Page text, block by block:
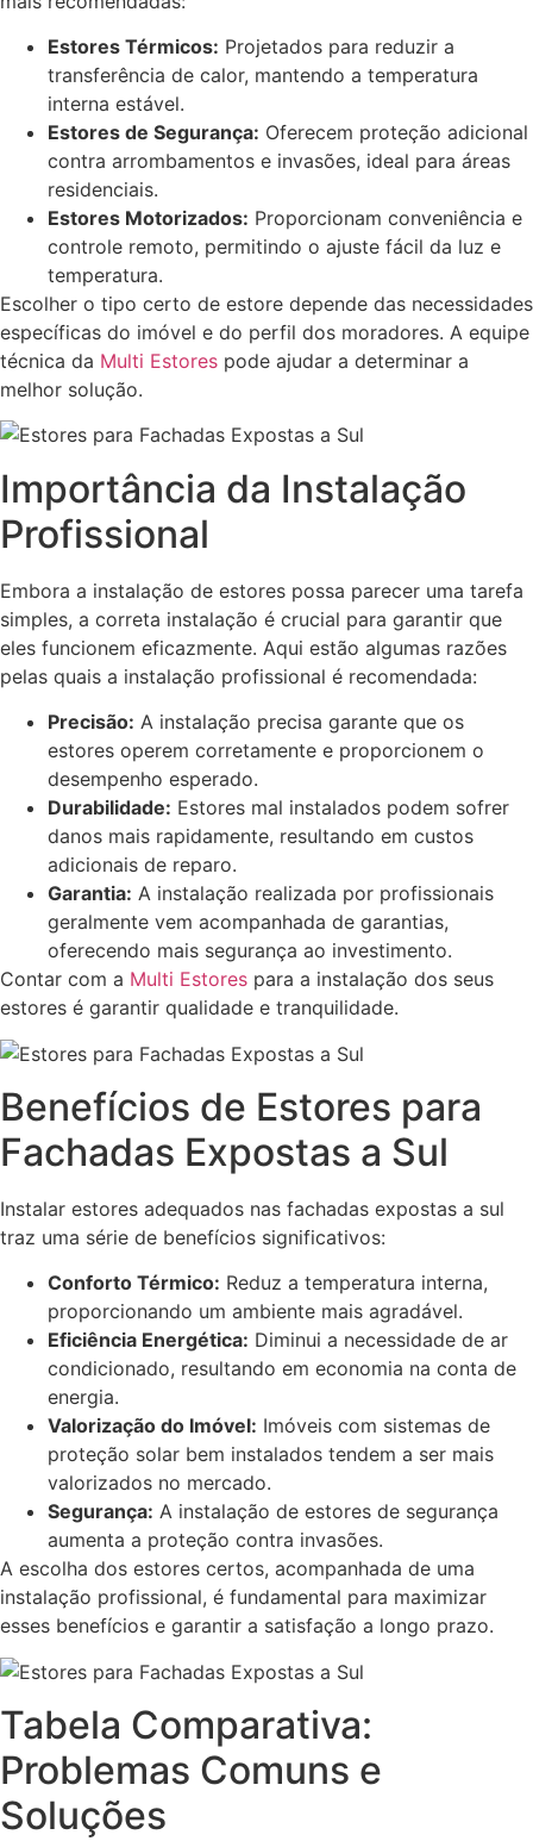
Estores Térmicos: Projetados para reduzir a
transferência de calor, mantendo a temperatura
interna estável.
Estores de Segurança: Oferecem proteção adicional
contra arrombamentos e invasões, ideal para áreas
residenciais.
Estores Motorizados: Proporcionam conveniência e
controle remoto, permitindo o ajuste fácil da luz e
temperatura.
Escolher o tipo certo de estore depende das necessidades
específicas do imóvel e do perfil dos moradores. A equipe
técnica da Multi Estores pode ajudar a determinar a
melhor solução.
Importância da Instalação
Profissional
Embora a instalação de estores possa parecer uma tarefa
simples, a correta instalação é crucial para garantir que
eles funcionem eficazmente. Aqui estão algumas razões
pelas quais a instalação profissional é recomendada:
Precisão: A instalação precisa garante que os
estores operem corretamente e proporcionem o
desempenho esperado.
Durabilidade: Estores mal instalados podem sofrer
danos mais rapidamente, resultando em custos
adicionais de reparo.
Garantia: A instalação realizada por profissionais
geralmente vem acompanhada de garantias,
oferecendo mais segurança ao investimento.
Contar com a Multi Estores para a instalação dos seus
estores é garantir qualidade e tranquilidade.
Benefícios de Estores para
Fachadas Expostas a Sul
Instalar estores adequados nas fachadas expostas a sul
traz uma série de benefícios significativos:
Conforto Térmico: Reduz a temperatura interna,
proporcionando um ambiente mais agradável.
Eficiência Energética: Diminui a necessidade de ar
condicionado, resultando em economia na conta de
energia.
Valorização do Imóvel: Imóveis com sistemas de
proteção solar bem instalados tendem a ser mais
valorizados no mercado.
Segurança: A instalação de estores de segurança
aumenta a proteção contra invasões.
A escolha dos estores certos, acompanhada de uma
instalação profissional, é fundamental para maximizar
esses benefícios e garantir a satisfação a longo prazo.
Tabela Comparativa:
Problemas Comuns e
Soluções